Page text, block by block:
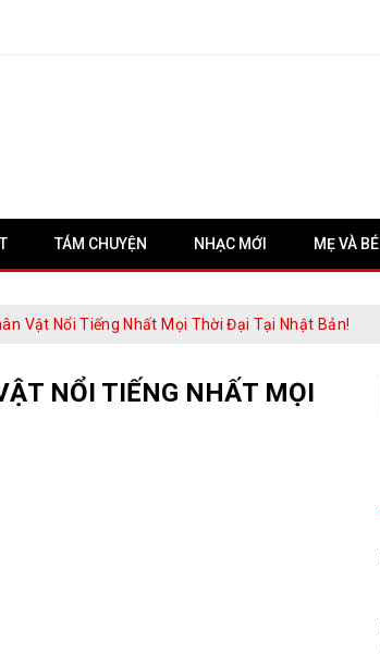
TÁM CHUYỆN NHẠC MỚI MẸ VÀ BÉ
Vật Nổi Tiếng Nhất Mọi Thời Đại Tại Nhật Bản!
NỔI TIẾNG NHẤT MỌI